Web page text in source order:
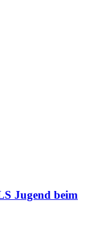
Jugend beim